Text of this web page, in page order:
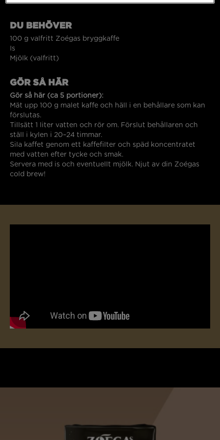
DU BEHÖVER
100 g valfritt Zoégas bryggkaffe
Is
Mjölk (valfritt)
GÖR SÅ HÄR
Gör så här (ca 5 portioner):
Mät upp 100 g malet kaffe och häll i en behållare som kan
förslutas.
Tillsätt 1 liter vatten och rör om. Förslut behållaren och
ställ i kylen i 20–24 timmar.
Sila kaffet genom ett kaffefilter och späd koncentratet
med vatten efter tycke och smak.
Servera med is och eventuellt mjölk. Njut av din Zoégas
cold brew!